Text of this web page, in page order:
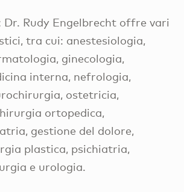
Dr. Rudy Engelbrecht offre vari
tra cui: anestesiologia,
ginecologia,
interna, nefrologia,
ostetricia,
ortopedica,
gestione del dolore,
plastica, psichiatria,
e urologia.